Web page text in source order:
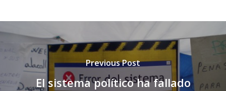
Previous Post
El sistema político ha fallado